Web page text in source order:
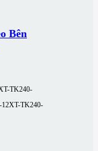
Bên
TK240-
12XT-TK240-